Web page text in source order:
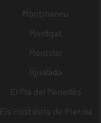
Montmaneu
Montgat
Montclar
Igualada
El Pla del Penedès
Els Hostalets de Pierola